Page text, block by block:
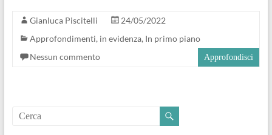
Gianluca Piscitelli
24/05/2022
Approfondimenti, in evidenza, In primo piano
Nessun commento
Approfondisci